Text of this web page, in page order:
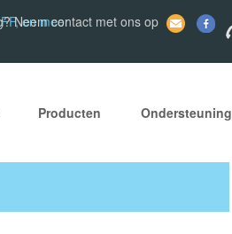
en meer
Neem contact met ons op
Producten Ondersteuning